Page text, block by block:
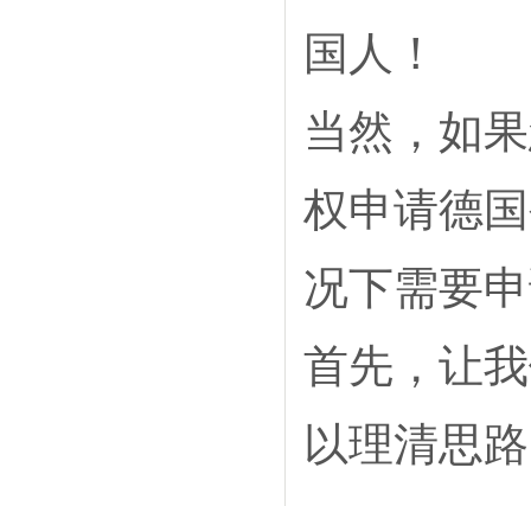
国人！
当然，如
权申请德
况下需要
首先，让
以理清思